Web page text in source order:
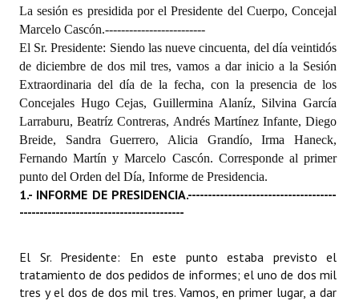
Digesto
Organigrama
DOCUMENTOS
Informes de Gestión
Proyectos Presentados
Dictámenes Asesoría Letrada
Informes de Unidad Coordinadora
Ejecución Presupuestaria
La sesión es presidida por el Presidente del Cuerpo, Concejal
Marcelo Cascón.-------------------------
El Sr. Presidente: Siendo las nueve cincuenta, del día veintidós
de diciembre de dos mil tres, vamos a dar inicio a la Sesión
Extraordinaria del día de la fecha, con la presencia de los
Concejales Hugo Cejas, Guillermina Alaníz, Silvina García
Larraburu, Beatríz Contreras, Andrés Martínez Infante, Diego
Breide, Sandra Guerrero, Alicia Grandío, Irma Haneck,
Fernando Martín y Marcelo Cascón. Corresponde al primer
punto del Orden del Día, Informe de Presidencia.
1.- INFORME DE PRESIDENCIA.-------------------------------------
-----------------------------------------
El Sr. Presidente: En este punto estaba previsto el
tratamiento de dos pedidos de informes; el uno de dos mil
tres y el dos de dos mil tres. Vamos, en primer lugar, a dar